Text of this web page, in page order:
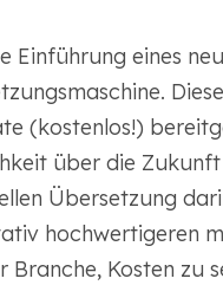
Einführung eines
(kostenlos!)
über die
Übersetzung
hochwertigeren
Kosten zu